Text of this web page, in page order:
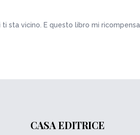
vicino. E questo libro mi
CASA EDITRICE